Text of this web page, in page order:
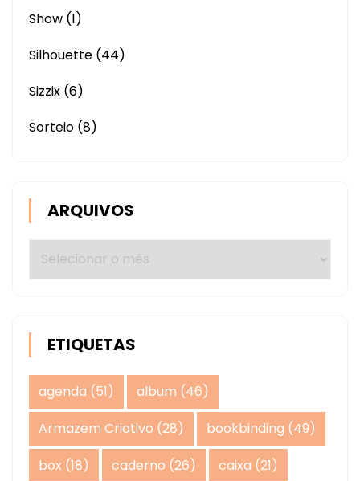
Show (1)
Silhouette (44)
Sizzix (6)
Sorteio (8)
ARQUIVOS
Arquivos
ETIQUETAS
agenda (51) album (46)
Armazem Criativo (28) bookbinding (49)
box (18) caderno (26) caixa (21)